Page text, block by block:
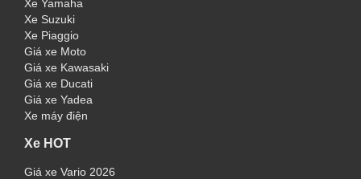
Xe Yamaha
Xe Suzuki
Xe Piaggio
Giá xe Moto
Giá xe Kawasaki
Giá xe Ducati
Giá xe Yadea
Xe máy điện
Xe HOT
Giá xe Vario 2026